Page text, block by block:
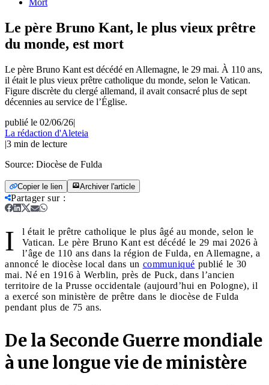
Mort
Le père Bruno Kant, le plus vieux prêtre
du monde, est mort
Le père Bruno Kant est décédé en Allemagne, le 29 mai. À 110 ans,
il était le plus vieux prêtre catholique du monde, selon le Vatican.
Figure discrète du clergé allemand, il avait consacré plus de sept
décennies au service de l’Église.
publié le 02/06/26|
La rédaction d'Aleteia
|3 min de lecture
Source: Diocèse de Fulda
Copier le lien Archiver l'article
Partager sur:
I
l était le prêtre catholique le plus âgé au monde, selon le
Vatican. Le père Bruno Kant est décédé le 29 mai 2026 à
l’âge de 110 ans dans la région de Fulda, en Allemagne, a
annoncé le diocèse local dans un communiqué publié le 30
mai. Né en 1916 à Werblin, près de Puck, dans l’ancien
territoire de la Prusse occidentale (aujourd’hui en Pologne), il
a exercé son ministère de prêtre dans le diocèse de Fulda
pendant plus de 75 ans.
De la Seconde Guerre mondiale
à une longue vie de ministère